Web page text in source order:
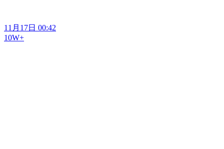
11月17日 00:42
10W+